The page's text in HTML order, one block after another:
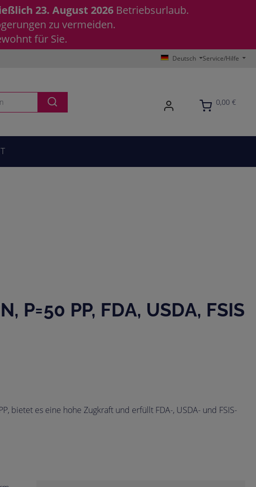
23. August 2026 Betriebsurlaub.
zu vermeiden.
für Sie.
Deutsch Service/Hilfe
0,00 €
P=50 PP, FDA, USDA, FSIS
bietet es eine hohe Zugkraft und erfüllt FDA-, USDA- und FSIS-